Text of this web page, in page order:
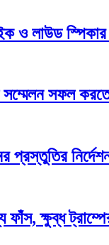
ও লাউড
সফল
প্রস্তুতির
ক্ষুব্ধ